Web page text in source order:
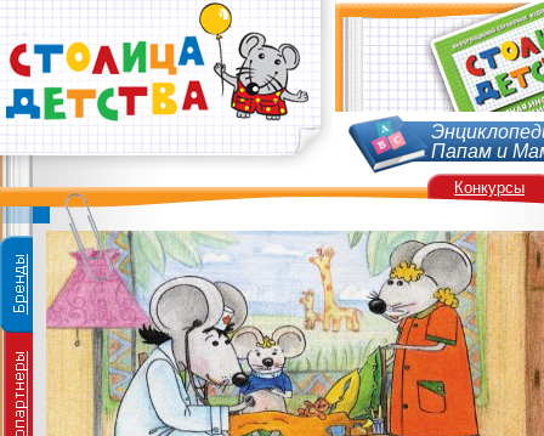
Папам и
Конкурсы